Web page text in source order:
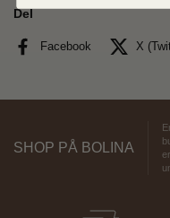
Del
Facebook X
SHOP PÅ BOLINA